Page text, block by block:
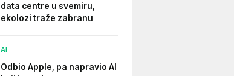
data centre u svemiru,
ekolozi traže zabranu
AI
Odbio Apple, pa napravio AI